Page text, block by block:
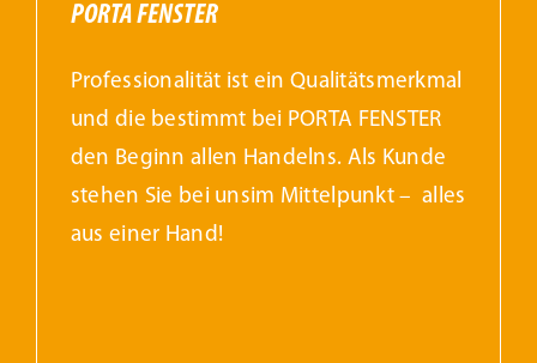
PORTA FENSTER
Professionalität ist ein Qualitätsmerkmal
und die bestimmt bei PORTA FENSTER
den Beginn allen Handelns. Als Kunde
stehen Sie bei unsim Mittelpunkt – alles
aus einer Hand!